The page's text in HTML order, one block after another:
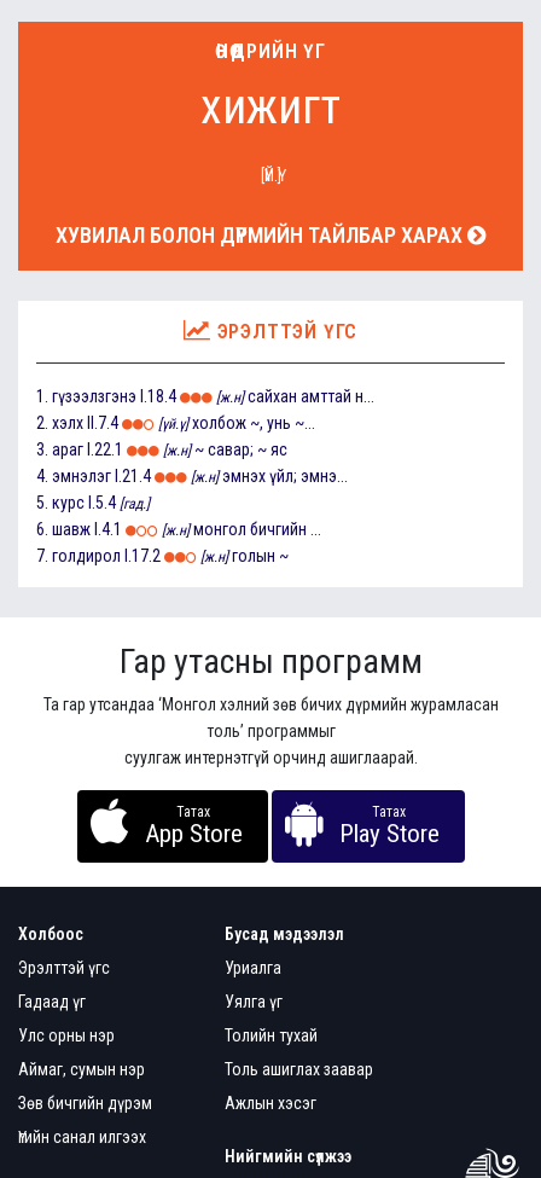
ӨНӨӨДРИЙН ҮГ
хижигт
[ҮЙ.Ү]
ХУВИЛАЛ БОЛОН ДҮРМИЙН ТАЙЛБАР ХАРАХ
ЭРЭЛТТЭЙ ҮГС
1. гүзээлзгэнэ I.18.4 [ж.н] сайхан амттай н...
2. хэлх II.7.4 [үй.ү] холбож ~, унь ~...
3. араг I.22.1 [ж.н] ~ савар; ~ яс
4. эмнэлэг I.21.4 [ж.н] эмнэх үйл; эмнэ...
5. курс I.5.4 [гад.]
6. шавж I.4.1 [ж.н] монгол бичгийн ...
7. голдирол I.17.2 [ж.н] голын ~
Гар утасны программ
Та гар утсандаа ‘Монгол хэлний зөв бичих дүрмийн журамласан
толь’ программыг
суулгаж интернэтгүй орчинд ашиглаарай.
Татах
App Store
Татах
Play Store
Холбоос
Эрэлттэй үгс
Гадаад үг
Улс орны нэр
Аймаг, сумын нэр
Зөв бичгийн дүрэм
Үгийн санал илгээх
Бусад мэдээлэл
Уриалга
Уялга үг
Толийн тухай
Толь ашиглах заавар
Ажлын хэсэг
Нийгмийн сүлжээ